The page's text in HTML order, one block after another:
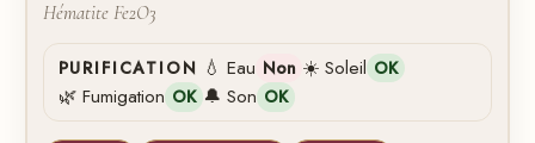
Hématite Fe2O3
PURIFICATION 💧 Eau Non ☀️ Soleil OK
🌿 Fumigation OK 🔔 Son OK